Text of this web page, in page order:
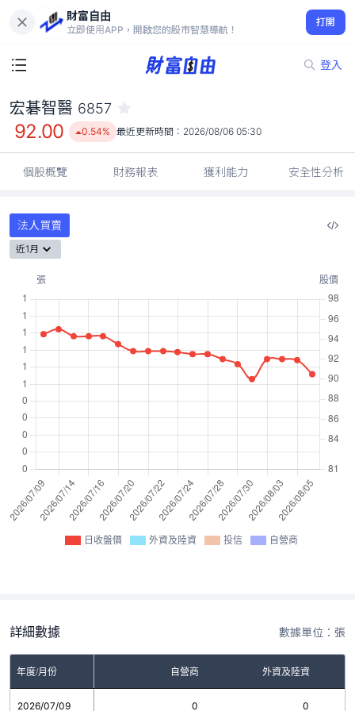
財富自由
立即使用APP，開啟您的股市智慧導航！
打開
登入
92.00
0.54%
宏碁智醫 6857
92.00 0.54% 最近更新時間： 2026/08/06 05:30
個股概覽 財務報表 獲利能力 安全性分析
法人買賣
近1月
日收盤價 外資及陸資 投信 自營商
詳細數據 數據單位：張
年度/月份 自營商 外資及陸資
2026/07/09 0 0